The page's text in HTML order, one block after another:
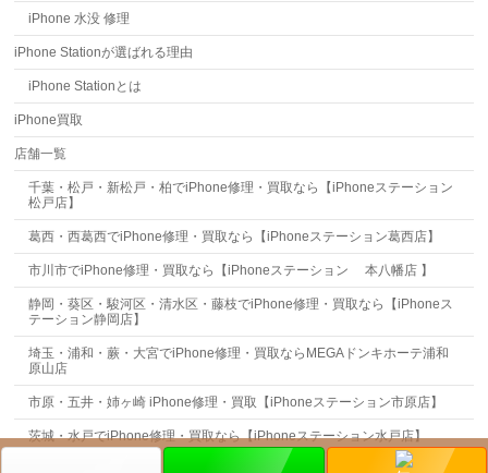
iPhone 水没 修理
iPhone Stationが選ばれる理由
iPhone Stationとは
iPhone買取
店舗一覧
千葉・松戸・新松戸・柏でiPhone修理・買取なら【iPhoneステーション
松戸店】
葛西・西葛西でiPhone修理・買取なら【iPhoneステーション葛西店】
市川市でiPhone修理・買取なら【iPhoneステーション 本八幡店 】
静岡・葵区・駿河区・清水区・藤枝でiPhone修理・買取なら【iPhoneス
テーション静岡店】
埼玉・浦和・蕨・大宮でiPhone修理・買取ならMEGAドンキホーテ浦和
原山店
市原・五井・姉ヶ崎 iPhone修理・買取【iPhoneステーション市原店】
茨城・水戸でiPhone修理・買取なら【iPhoneステーション水戸店】